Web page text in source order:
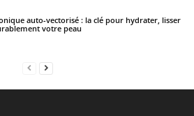
auto-vectorisé : la clé pour hydrater, lisser
votre peau